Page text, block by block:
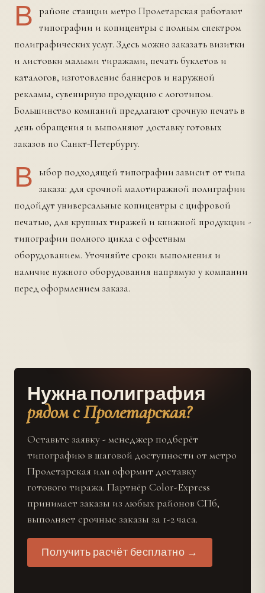
В районе станции метро Пролетарская работают
типографии и копицентры с полным спектром
полиграфических услуг. Здесь можно заказать визитки
и листовки малыми тиражами, печать буклетов и
каталогов, изготовление баннеров и наружной
рекламы, сувенирную продукцию с логотипом.
Большинство компаний предлагают срочную печать в
день обращения и выполняют доставку готовых
заказов по Санкт-Петербургу.
В
ыбор подходящей типографии зависит от типа
заказа: для срочной малотиражной полиграфии
подойдут универсальные копицентры с цифровой
печатью, для крупных тиражей и книжной продукции -
типографии полного цикла с офсетным
оборудованием. Уточняйте сроки выполнения и
наличие нужного оборудования напрямую у компании
перед оформлением заказа.
Нужна полиграфия
рядом с Пролетарская?
Оставьте заявку - менеджер подберёт
типографию в шаговой доступности от метро
Пролетарская или оформит доставку
готового тиража. Партнёр Color-Express
принимает заказы из любых районов СПб,
выполняет срочные заказы за 1-2 часа.
Получить расчёт бесплатно →